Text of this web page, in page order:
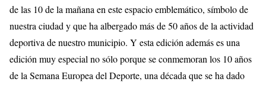
de las 10 de la mañana en este espacio emblemático, símbolo de
nuestra ciudad y que ha albergado más de 50 años de la actividad
deportiva de nuestro municipio. Y esta edición además es una
edición muy especial no sólo porque se conmemoran los 10 años
de la Semana Europea del Deporte, una década que se ha dado